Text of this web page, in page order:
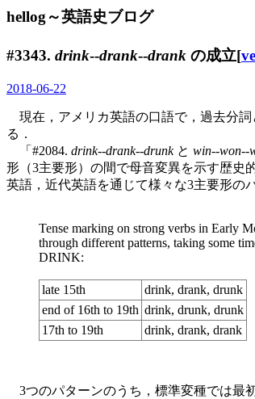
hellog～英語史ブログ
#3343. drink--drank--drank の成立[
2018-06-22
現在，アメリカ英語の口語で，過去分詞
る．
「#2084. drink--drank--drunkと win--won--
形（3主要形）の間で母音変異を示す歴史
英語，近代英語を通じて様々な3主要形の
Tense marking on strong verbs in Early
through different patterns, taking some
DRINK:
late 15th
drink, drank, drunk
end of 16th to 19th drink, drunk, drunk
17th to 19th
drink, drank, drank
3つのパターンのうち，標準変種では最